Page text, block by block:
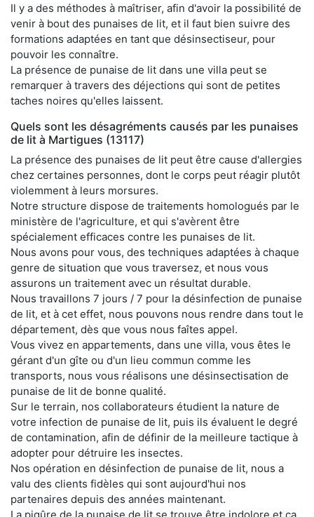
Il y a des méthodes à maîtriser, afin d'avoir la possibilité de
venir à bout des punaises de lit, et il faut bien suivre des
formations adaptées en tant que désinsectiseur, pour
pouvoir les connaître.
La présence de punaise de lit dans une villa peut se
remarquer à travers des déjections qui sont de petites
taches noires qu'elles laissent.
Quels sont les désagréments causés par les punaises
de lit à Martigues (13117)
La présence des punaises de lit peut être cause d'allergies
chez certaines personnes, dont le corps peut réagir plutôt
violemment à leurs morsures.
Notre structure dispose de traitements homologués par le
ministère de l'agriculture, et qui s'avèrent être
spécialement efficaces contre les punaises de lit.
Nous avons pour vous, des techniques adaptées à chaque
genre de situation que vous traversez, et nous vous
assurons un traitement avec un résultat durable.
Nous travaillons 7 jours / 7 pour la désinfection de punaise
de lit, et à cet effet, nous pouvons nous rendre dans tout le
département, dès que vous nous faîtes appel.
Vous vivez en appartements, dans une villa, vous êtes le
gérant d'un gîte ou d'un lieu commun comme les
transports, nous vous réalisons une désinsectisation de
punaise de lit de bonne qualité.
Sur le terrain, nos collaborateurs étudient la nature de
votre infection de punaise de lit, puis ils évaluent le degré
de contamination, afin de définir de la meilleure tactique à
adopter pour détruire les insectes.
Nos opération en désinfection de punaise de lit, nous a
valu des clients fidèles qui sont aujourd'hui nos
partenaires depuis des années maintenant.
La piqûre de la punaise de lit se trouve être indolore et ça